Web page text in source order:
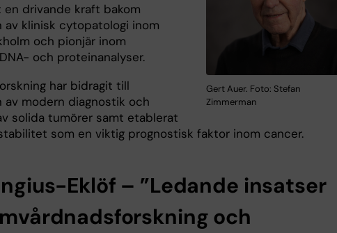
Gert Auer. Foto: Stefan
Zimmerman
en drivande kraft bakom
av klinisk cytopatologi inom
och pionjär inom
och proteinanalyser.
har bidragit till
av modern diagnostik och
solida tumörer samt etablerat
som en viktig prognostisk faktor inom cancer.
Eklöf – ”Ledande insatser
och